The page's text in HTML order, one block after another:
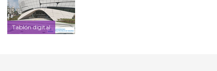
Tablón digital